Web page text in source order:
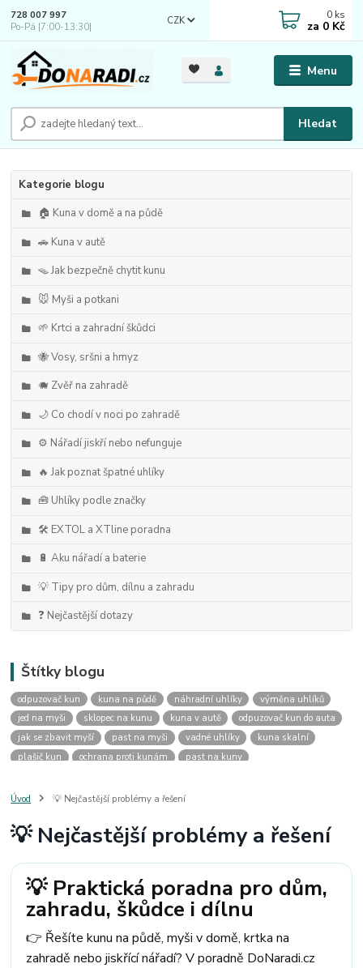
Menu
CZK
Hledat
728 007 997
Po-Pá |7:00-13:30|
0 ks
za 0 Kč
Kategorie blogu
🏠 Kuna v domě a na půdě
🚗 Kuna v autě
🪤 Jak bezpečně chytit kunu
🐭 Myši a potkani
🌱 Krtci a zahradní škůdci
🐝 Vosy, sršni a hmyz
🐗 Zvěř na zahradě
🌙 Co chodí v noci po zahradě
⚙️ Nářadí jiskří nebo nefunguje
🔥 Jak poznat špatné uhlíky
🧰 Uhlíky podle značky
🛠️ EXTOL a XTline poradna
🔋 Aku nářadí a baterie
💡 Tipy pro dům, dílnu a zahradu
❓ Nejčastější dotazy
Štítky blogu
odpuzovač kun kuna na půdě náhradní uhlíky
výměna uhlíků
jed na myši
sklopec na kunu kuna v autě
odpuzovač kun do auta
jak se zbavit myší
past na myši vadné uhlíky
kuna skalní
plašič kun
ochrana proti kunám
past na kuny
past na kunu
myši v domě odpuzovač myší
štěnice
štěnice v hotelu jak se zbavit kuny
kuna ve střeše
mravenci a mšice
uhlíky do nářadí
uhlíky do nařadí
uhlíky do vysavače
uhlíky do pračky uhlíky do
uhlíky parkside
uhlíky ferm uhlíky makita
uhlíkové kartáče
kde sehnat uhlíky
kde koupit uhlíky
Úvod 💡 Nejčastější problémy a řešení
💡 Nejčastější problémy a řešení
💡 Praktická poradna pro dům,
zahradu, škůdce i dílnu
👉 Řešíte kunu na půdě, myši v domě, krtka na
zahradě nebo jiskřící nářadí? V poradně DoNaradi.cz